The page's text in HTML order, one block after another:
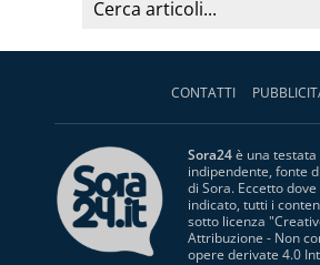
CONTATTI
Sora24è una
indipendente, fonte
di Sora. Eccetto
indicato, tutti i
sotto licenza "
Attribuzione - Non
opere derivate 4.0